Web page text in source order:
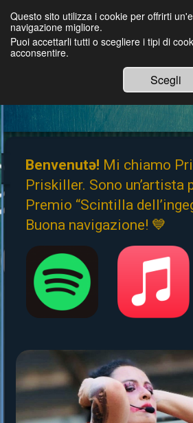
Priskiller +the
Benvenutə! Mi chiamo
Priskiller. Sono un’artista
Premio “Scintilla
Buona navigazione! 💙
Questo sito utilizza i cookie per offrirti
navigazione migliore.
Puoi accettarli tutti o scegliere i tipi di
acconsentire.
Scegli